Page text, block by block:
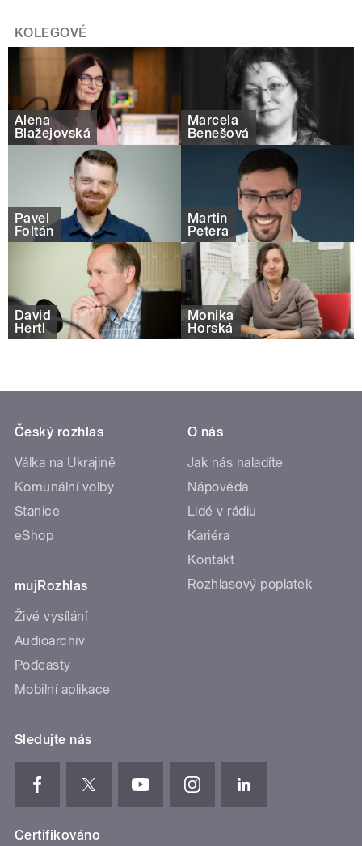
KOLEGOVÉ
Alena
Blažejovská
Marcela
Benešová
Pavel
Foltán
Martin
Petera
David
Hertl
Monika
Horská
Český rozhlas
Válka na Ukrajině
Komunální volby
Stanice
eShop
mujRozhlas
Živé vysílání
Audioarchiv
Podcasty
Mobilní aplikace
O nás
Jak nás naladíte
Nápověda
Lidé v rádiu
Kariéra
Kontakt
Rozhlasový poplatek
Sledujte nás
Certifikováno